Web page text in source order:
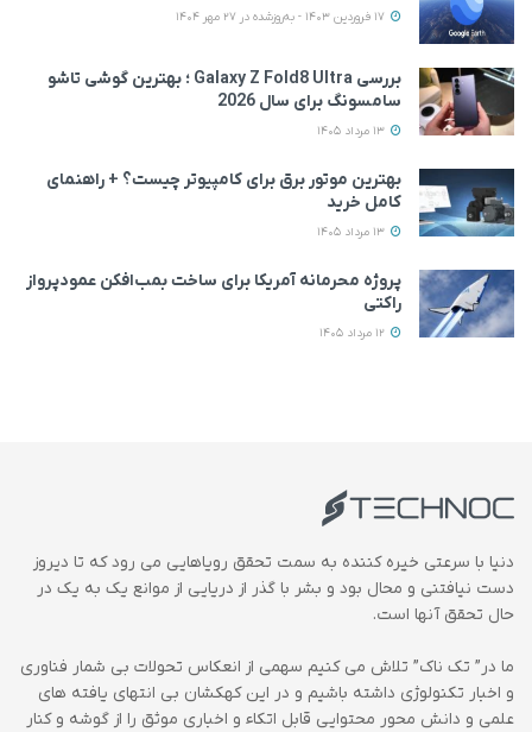
بررسی Galaxy Z Fold8 Ultra ؛ بهترین گوشی تاشو
سامسونگ برای سال 2026
بهترین موتور برق برای کامپیوتر چیست؟ + راهنمای
کامل خرید
پروژه محرمانه آمریکا برای ساخت بمب‌افکن عمودپرواز
راکتی
دنیا با سرعتی خیره کننده به سمت تحقق رویاهایی می رود که تا دیروز
دست نیافتنی و محال بود و بشر با گذر از دریایی از موانع یک به یک در
حال تحقق آنها است.
ما در” تک ناک” تلاش می کنیم سهمی از انعکاس تحولات بی شمار فناوری
و اخبار تکنولوژی داشته باشیم و در این کهکشان بی انتهای یافته های
علمی و دانش محور محتوایی قابل اتکاء و اخباری موثق را از گوشه و کنار